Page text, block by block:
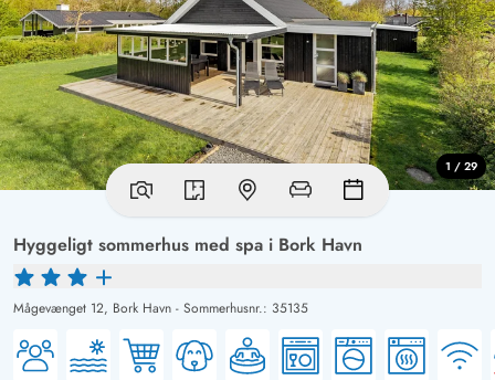
Hyggeligt sommerhus med spa i Bork Havn
Mågevænget 12, Bork Havn - Sommerhusnr.: 35135
1 / 29